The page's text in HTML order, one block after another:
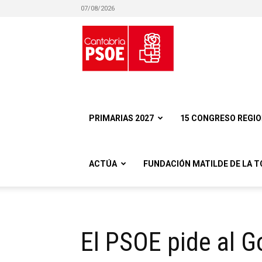
07/08/2026
Español
PRIMARIAS 2027 15 CONGRESO
ACTÚA FUNDACIÓN MATILDE DE LA
El PSOE pide al